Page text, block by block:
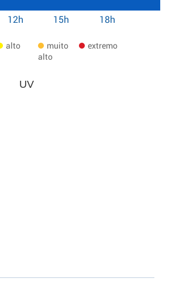
12h 15h
18h
alto
muito
alto
extremo
UV